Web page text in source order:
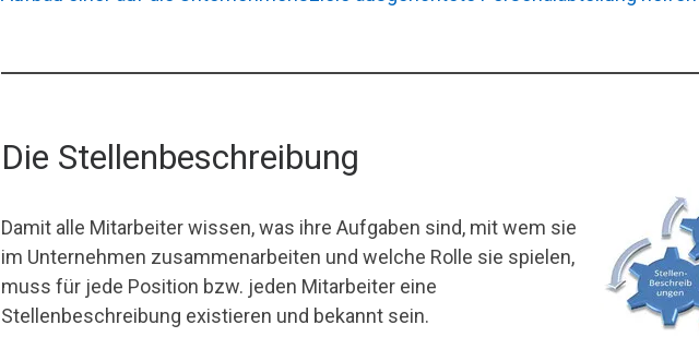
Die Stellenbeschreibung
Damit alle Mitarbeiter wissen, was ihre Aufgaben sind, mit wem sie
im Unternehmen zusammenarbeiten und welche Rolle sie spielen,
muss für jede Position bzw. jeden Mitarbeiter eine
Stellenbeschreibung existieren und bekannt sein.